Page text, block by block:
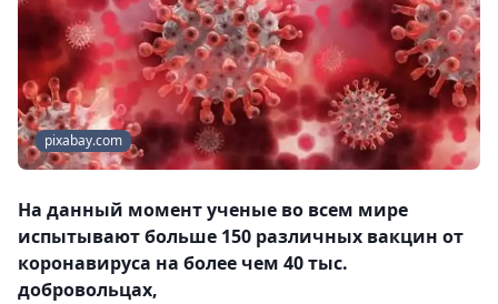
pixabay.com
На данный момент ученые во всем мире
испытывают больше 150 различных вакцин от
коронавируса на более чем 40 тыс.
добровольцах,